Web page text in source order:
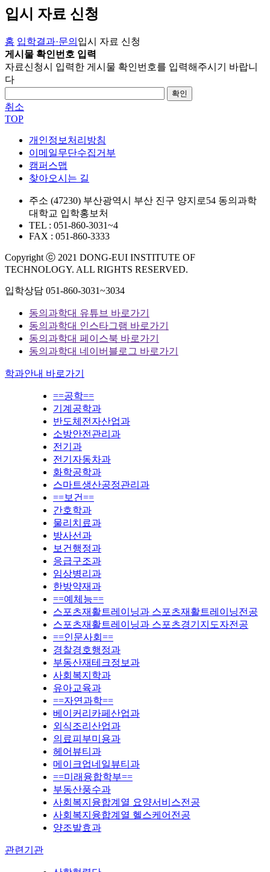
입시 자료 신청
홈 입학결과·문의 입시 자료 신청
게시물 확인번호 입력
자료신청시 입력한 게시물 확인번호를 입력해주시기 바랍니
다
확인
취소
TOP
개인정보처리방침
이메일무단수집거부
캠퍼스맵
찾아오시는 길
주소 (47230) 부산광역시 부산 진구 양지로54 동의과학
대학교 입학홍보처
TEL : 051-860-3031~4
FAX : 051-860-3333
Copyright ⓒ 2021 DONG-EUI INSTITUTE OF
TECHNOLOGY. ALL RIGHTS RESERVED.
입학상담 051-860-3031~3034
동의과학대 유튜브 바로가기
동의과학대 인스타그램 바로가기
동의과학대 페이스북 바로가기
동의과학대 네이버블로그 바로가기
학과안내 바로가기
==공학==
기계공학과
반도체전자산업과
소방안전관리과
전기과
전기자동차과
화학공학과
스마트생산공정관리과
==보건==
간호학과
물리치료과
방사선과
보건행정과
응급구조과
임상병리과
한방약재과
==예체능==
스포츠재활트레이닝과 스포츠재활트레이닝전공
스포츠재활트레이닝과 스포츠경기지도자전공
==인문사회==
경찰경호행정과
부동산재테크정보과
사회복지학과
유아교육과
==자연과학==
베이커리카페산업과
외식조리산업과
의료피부미용과
헤어뷰티과
메이크업네일뷰티과
==미래융합학부==
부동산풍수과
사회복지융합계열 요양서비스전공
사회복지융합계열 헬스케어전공
양조발효과
관련기관